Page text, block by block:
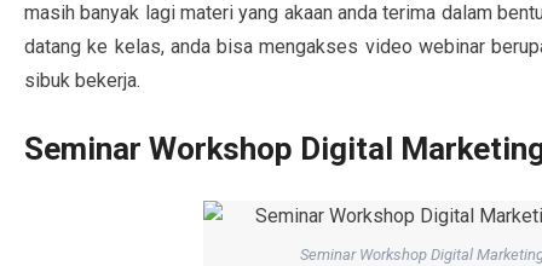
masih banyak lagi materi yang akaan anda terima dalam
datang ke kelas, anda bisa mengakses video webinar
sibuk bekerja.
Seminar Workshop Digital
Seminar Workshop Digital